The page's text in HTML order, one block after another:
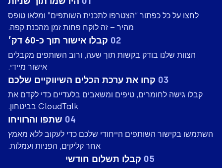
לחצו על כל כפתור “הצטרפו לתכנית השותפים” ומלאו טופס
מהיר – זה לוקח פחות זמן מהכנת קפה.
02קבלו אישור תוך כ-60 דק׳
הצוות שלנו בודק בקשות תוך שעה, ורוב השותפים מקבלים
אישור מיידי.
03קחו את ערכת הכלים השיווקיים שלכם
קבלו גישה לחומרים, טיפים ומשאבים בלעדיים כדי לקדם את
CloudTalk בביטחון.
04שתפו והרוויחו
השתמשו בקישור השותפים הייחודי שלכם כדי לעקוב ללא מאמץ
אחר קליקים, הפניות ועמלות.
05קבלו תשלום חודשי